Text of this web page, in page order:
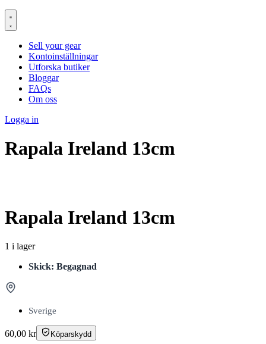
Sell your gear
Kontoinställningar
Utforska butiker
Bloggar
FAQs
Om oss
Logga in
Rapala Ireland 13cm
Rapala Ireland 13cm
1 i lager
Skick: Begagnad
Sverige
60,00 kr Köparskydd